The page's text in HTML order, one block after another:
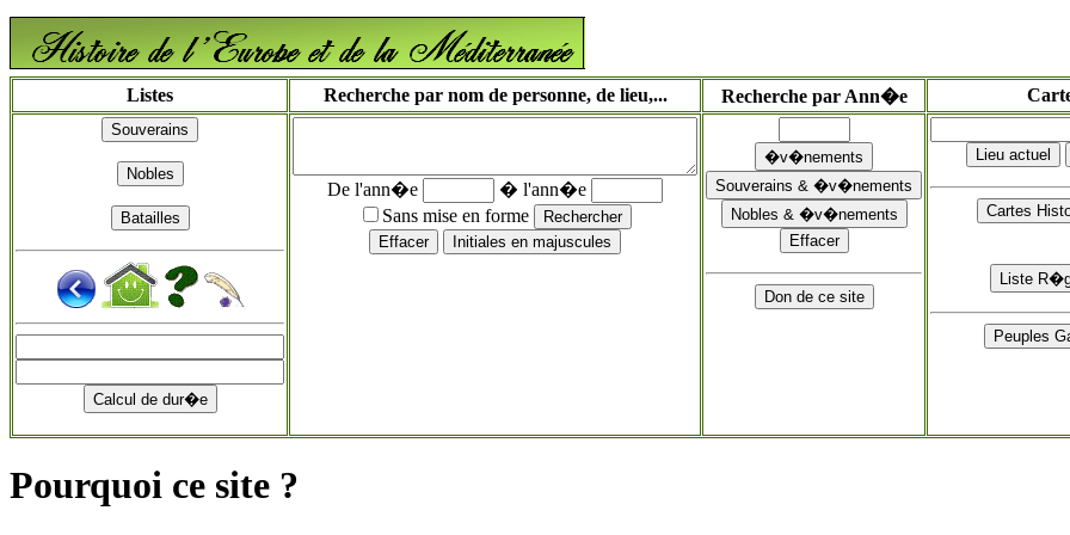
Listes Recherche par nom de personne, de lieu,... Recherche par Ann�e
De l'ann�e
� l'ann�e
Sans mise en forme
Pourquoi ce site ?